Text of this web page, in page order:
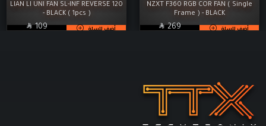
NZXT F360 RGB COR FAN ( Single
Frame ) - BLACK
أضف للسلة  SAR
269
LIAN LI UNI FAN SL-INF REVERSE 120
- BLACK ( 1pcs )
أضف للسلة  SAR
109